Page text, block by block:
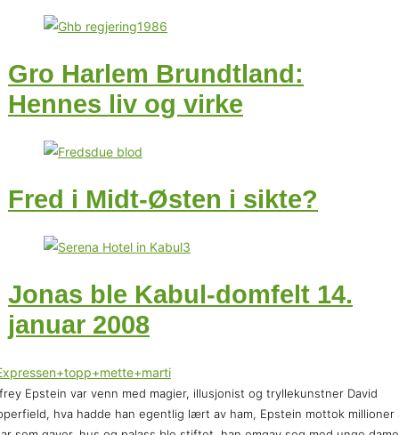
Gro Harlem Brundtland:
Hennes liv og virke
Fred i Midt-Østen i sikte?
Jonas ble Kabul-domfelt 14.
januar 2008
Epstein var venn med magier, illusjonist og tryllekunstner David
hva hadde han egentlig lært av ham, Epstein mottok millioner